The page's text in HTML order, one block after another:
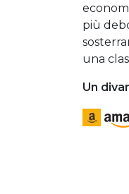
più
una
Un